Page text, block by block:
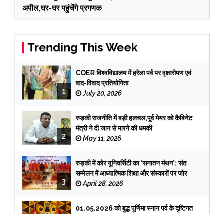
अपील,घर-घर पहुंचेंगे प्रगणक
Trending This Week
1
COER विश्वविद्यालय में हरेला पर्व पर वृक्षारोपण एवं
वाद-विवाद प्रतियोगिता
July 20, 2026
2
रुड़की राजनीति में बड़ी हलचल,पूर्व मेयर को कैबिनेट
मंत्री ने दी जान से मारने की धमकी
May 11, 2026
3
रुड़की में कोर यूनिवर्सिटी का ‘सनातन मंथन’: संत
सम्मेलन में आध्यात्मिक शिक्षा और संस्कारों पर जोर
April 28, 2026
01.05.2026 को बुद्ध पूर्णिमा स्नान पर्व के दृष्टिगत